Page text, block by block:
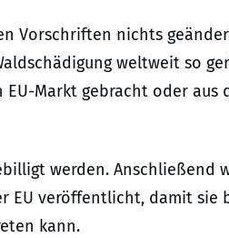
Vorschriften nichts
weltweit so
Markt gebracht oder aus
werden. Anschließend
EU veröffentlicht, damit sie
kann.